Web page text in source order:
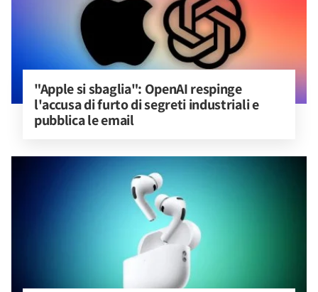
"Apple si sbaglia": OpenAI respinge
l'accusa di furto di segreti industriali e
pubblica le email